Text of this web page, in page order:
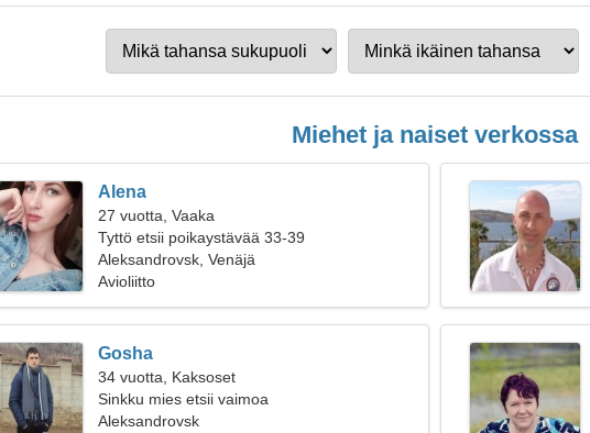
Miehet ja naiset verkossa
Alena
27 vuotta, Vaaka
Tyttö etsii poikaystävää 33-39
Aleksandrovsk, Venäjä
Avioliitto
Gosha
34 vuotta, Kaksoset
Sinkku mies etsii vaimoa
Aleksandrovsk